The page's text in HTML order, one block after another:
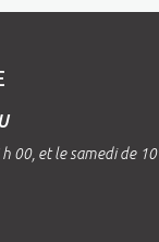
00, et le samedi de